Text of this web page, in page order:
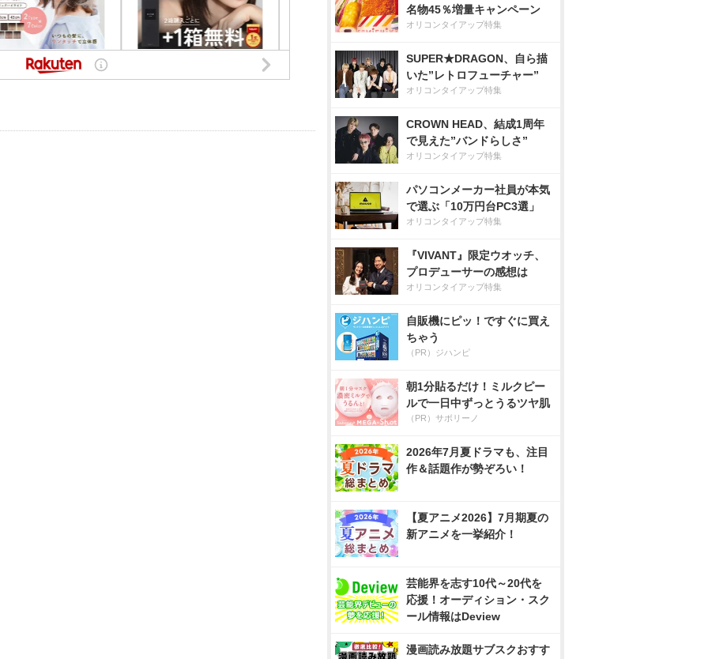
名物45％増量キャンペーン
オリコンタイアップ特集
SUPER★DRAGON、自ら描
いた”レトロフューチャー”
オリコンタイアップ特集
CROWN HEAD、結成1周年
で見えた”バンドらしさ”
オリコンタイアップ特集
パソコンメーカー社員が本気
で選ぶ「10万円台PC3選」
オリコンタイアップ特集
『VIVANT』限定ウオッチ、
プロデューサーの感想は
オリコンタイアップ特集
自販機にピッ！ですぐに買え
ちゃう
（PR）ジハンピ
朝1分貼るだけ！ミルクピー
ルで一日中ずっとうるツヤ肌
（PR）サボリーノ
2026年7月夏ドラマも、注目
作＆話題作が勢ぞろい！
【夏アニメ2026】7月期夏の
新アニメを一挙紹介！
芸能界を志す10代～20代を
応援！オーディション・スク
ール情報はDeview
漫画読み放題サブスクおすす